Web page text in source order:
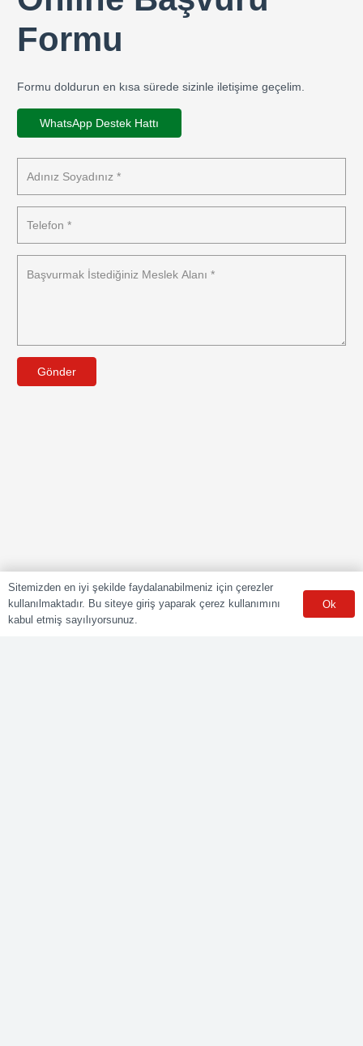
Formu
Formu doldurun en kısa sürede sizinle iletişime geçelim.
WhatsApp Destek Hattı
Gönder
Sitemizden en iyi şekilde faydalanabilmeniz için çerezler
kullanılmaktadır. Bu siteye giriş yaparak çerez kullanımını
kabul etmiş sayılıyorsunuz.
Ok